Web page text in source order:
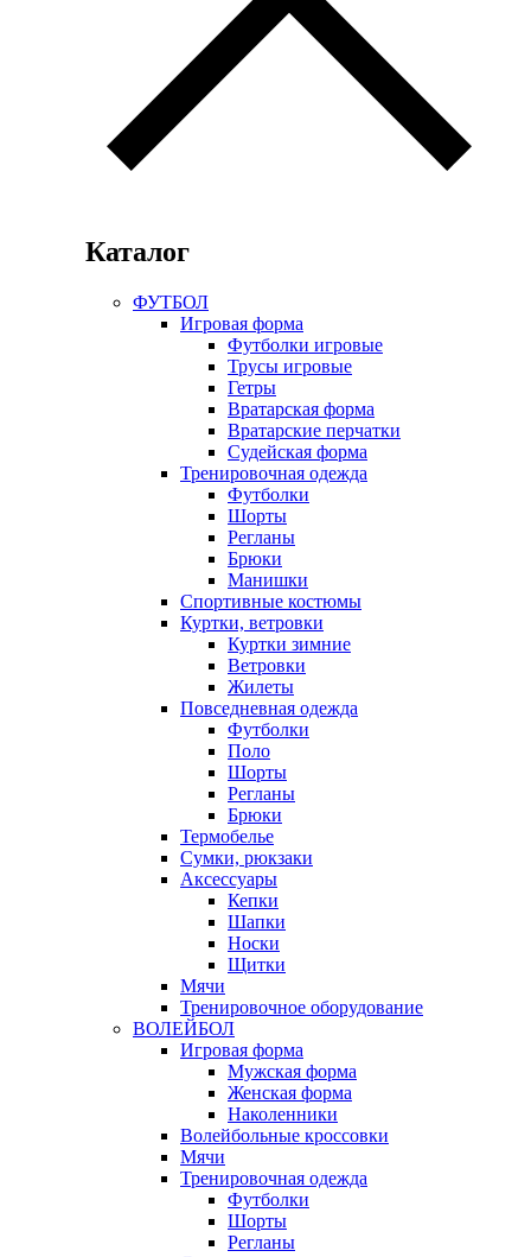
Каталог
ФУТБОЛ
Игровая форма
Футболки игровые
Трусы игровые
Гетры
Вратарская форма
Вратарские перчатки
Судейская форма
Тренировочная одежда
Футболки
Шорты
Регланы
Брюки
Манишки
Спортивные костюмы
Куртки, ветровки
Куртки зимние
Ветровки
Жилеты
Повседневная одежда
Футболки
Поло
Шорты
Регланы
Брюки
Термобелье
Сумки, рюкзаки
Аксессуары
Кепки
Шапки
Носки
Щитки
Мячи
Тренировочное оборудование
ВОЛЕЙБОЛ
Игровая форма
Мужская форма
Женская форма
Наколенники
Волейбольные кроссовки
Мячи
Тренировочная одежда
Футболки
Шорты
Регланы